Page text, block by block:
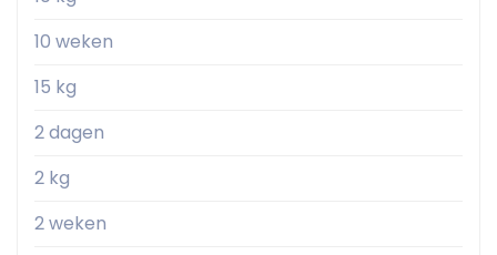
10 weken
15 kg
2 dagen
2 kg
2 weken